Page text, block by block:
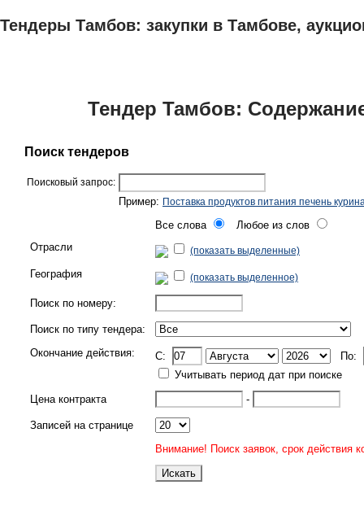
Тендеры Тамбов: закупки в Тамбове,
Тендер Тамбов:
Поиск тендеров
Поисковый запрос:
Пример: Поставка продуктов питания печень
Все слова
Любое из слов
Отрасли
(показать выделенные)
География (показать выделенное)
Поиск по номеру:
Поиск по типу тендера:
Окончание действия:
C:
По:
Учитывать период дат при поиске
Цена контракта
-
Записей на странице
Внимание! Поиск заявок, срок действия